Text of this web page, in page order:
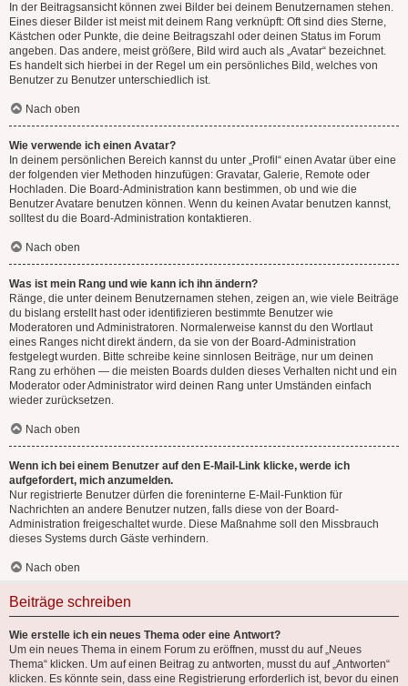
In der Beitragsansicht können zwei Bilder bei deinem Benutzernamen stehen.
Eines dieser Bilder ist meist mit deinem Rang verknüpft: Oft sind dies Sterne,
Kästchen oder Punkte, die deine Beitragszahl oder deinen Status im Forum
angeben. Das andere, meist größere, Bild wird auch als „Avatar“ bezeichnet.
Es handelt sich hierbei in der Regel um ein persönliches Bild, welches von
Benutzer zu Benutzer unterschiedlich ist.
Nach oben
Wie verwende ich einen Avatar?
In deinem persönlichen Bereich kannst du unter „Profil“ einen Avatar über eine
der folgenden vier Methoden hinzufügen: Gravatar, Galerie, Remote oder
Hochladen. Die Board-Administration kann bestimmen, ob und wie die
Benutzer Avatare benutzen können. Wenn du keinen Avatar benutzen kannst,
solltest du die Board-Administration kontaktieren.
Nach oben
Was ist mein Rang und wie kann ich ihn ändern?
Ränge, die unter deinem Benutzernamen stehen, zeigen an, wie viele Beiträge
du bislang erstellt hast oder identifizieren bestimmte Benutzer wie
Moderatoren und Administratoren. Normalerweise kannst du den Wortlaut
eines Ranges nicht direkt ändern, da sie von der Board-Administration
festgelegt wurden. Bitte schreibe keine sinnlosen Beiträge, nur um deinen
Rang zu erhöhen — die meisten Boards dulden dieses Verhalten nicht und ein
Moderator oder Administrator wird deinen Rang unter Umständen einfach
wieder zurücksetzen.
Nach oben
Wenn ich bei einem Benutzer auf den E-Mail-Link klicke, werde ich
aufgefordert, mich anzumelden.
Nur registrierte Benutzer dürfen die foreninterne E-Mail-Funktion für
Nachrichten an andere Benutzer nutzen, falls diese von der Board-
Administration freigeschaltet wurde. Diese Maßnahme soll den Missbrauch
dieses Systems durch Gäste verhindern.
Nach oben
Beiträge schreiben
Wie erstelle ich ein neues Thema oder eine Antwort?
Um ein neues Thema in einem Forum zu eröffnen, musst du auf „Neues
Thema“ klicken. Um auf einen Beitrag zu antworten, musst du auf „Antworten“
klicken. Es könnte sein, dass eine Registrierung erforderlich ist, bevor du einen